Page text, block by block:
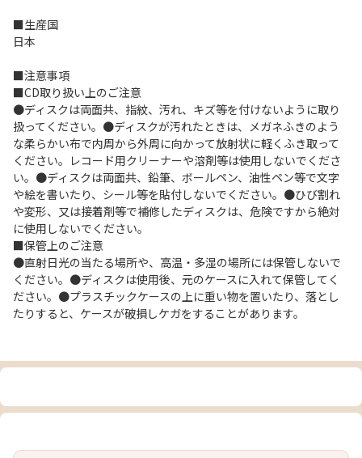
■生産国
日本
■注意事項
■CD取り扱い上のご注意
●ディスクは両面共、指紋、汚れ、キズ等を付けないように取り
扱ってください。●ディスクが汚れたときは、メガネふきのよう
な柔らかい布で内周から外周に向かって放射状に軽くふき取って
ください。レコード用クリーナーや溶剤等は使用しないでくださ
い。●ディスクは両面共、鉛筆、ボールペン、油性ペン等で文字
や絵を書いたり、シール等を貼付しないでください。●ひび割れ
や変形、又は接着剤等で補修したディスクは、危険ですから絶対
に使用しないでください。
■保管上のご注意
●直射日光の当たる場所や、高温・多湿の場所には保管しないで
ください。●ディスクは使用後、元のケースに入れて保管してく
ださい。●プラスチックケースの上に重い物を置いたり、落とし
たりすると、ケースが破損しケガをすることがあります。